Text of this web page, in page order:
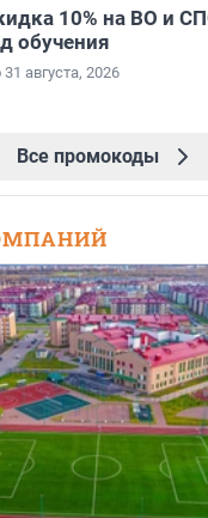
10% на ВО и
обучения
августа, 2026
Все промокоды